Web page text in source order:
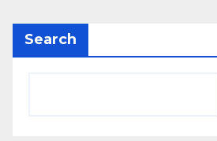
Search